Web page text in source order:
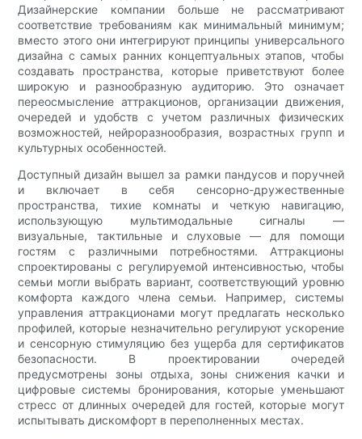
Дизайнерские компании больше не рассматривают
соответствие требованиям как минимальный минимум;
вместо этого они интегрируют принципы универсального
дизайна с самых ранних концептуальных этапов, чтобы
создавать пространства, которые приветствуют более
широкую и разнообразную аудиторию. Это означает
переосмысление аттракционов, организации движения,
очередей и удобств с учетом различных физических
возможностей, нейроразнообразия, возрастных групп и
культурных особенностей.
Доступный дизайн вышел за рамки пандусов и поручней
и включает в себя сенсорно-дружественные
пространства, тихие комнаты и четкую навигацию,
использующую мультимодальные сигналы —
визуальные, тактильные и слуховые — для помощи
гостям с различными потребностями. Аттракционы
спроектированы с регулируемой интенсивностью, чтобы
семьи могли выбрать вариант, соответствующий уровню
комфорта каждого члена семьи. Например, системы
управления аттракционами могут предлагать несколько
профилей, которые незначительно регулируют ускорение
и сенсорную стимуляцию без ущерба для сертификатов
безопасности. В проектировании очередей
предусмотрены зоны отдыха, зоны снижения качки и
цифровые системы бронирования, которые уменьшают
стресс от длинных очередей для гостей, которые могут
испытывать дискомфорт в переполненных местах.